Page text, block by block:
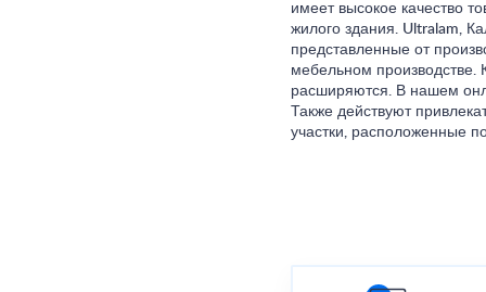
имеет высокое качество
жилого здания. Ultralam,
представленные от
мебельном производстве.
расширяются. В нашем
Также действуют
участки, расположенные